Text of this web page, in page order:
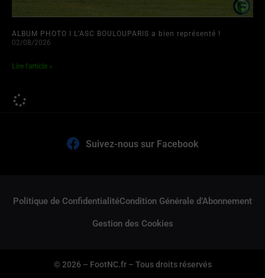
ALBUM PHOTO I L’ASC BOULOUPARIS a bien représenté !
02/08/2026
Lire l'article »
O’LEAGUE 2026 I L’effectif de TIGA connu avec une dernière